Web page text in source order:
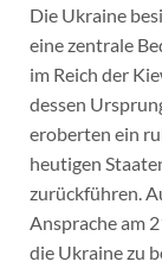
Die Ukraine
eine zentrale
im Reich der
dessen
eroberten ein
heutigen
zurückführen.
Ansprache am
die Ukraine zu